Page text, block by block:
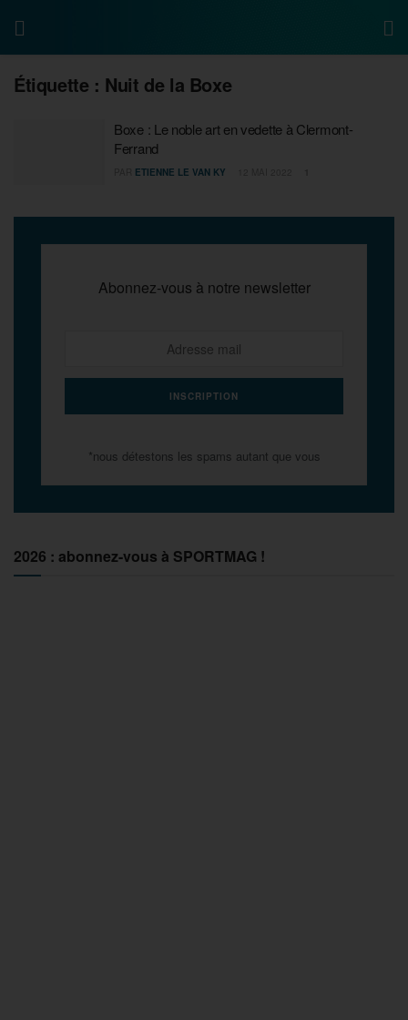
Étiquette : Nuit de la Boxe
Boxe : Le noble art en vedette à Clermont-
Ferrand
ETIENNE LE VAN KY
Abonnez-vous à notre newsletter
*nous détestons les spams autant que vous
2026 : abonnez-vous à SPORTMAG !